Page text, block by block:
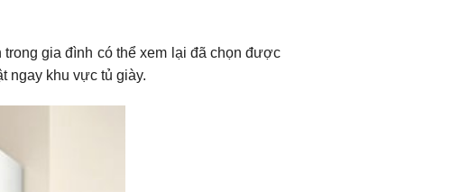
gia đình có thể xem lại đã chọn được
ngay khu vực tủ giày.